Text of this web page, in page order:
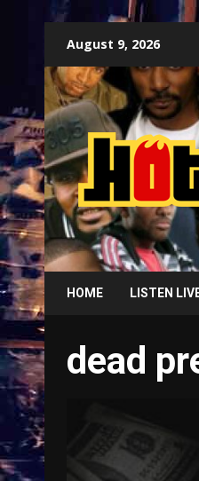
content
August 9, 2026
HOME LISTEN
dead